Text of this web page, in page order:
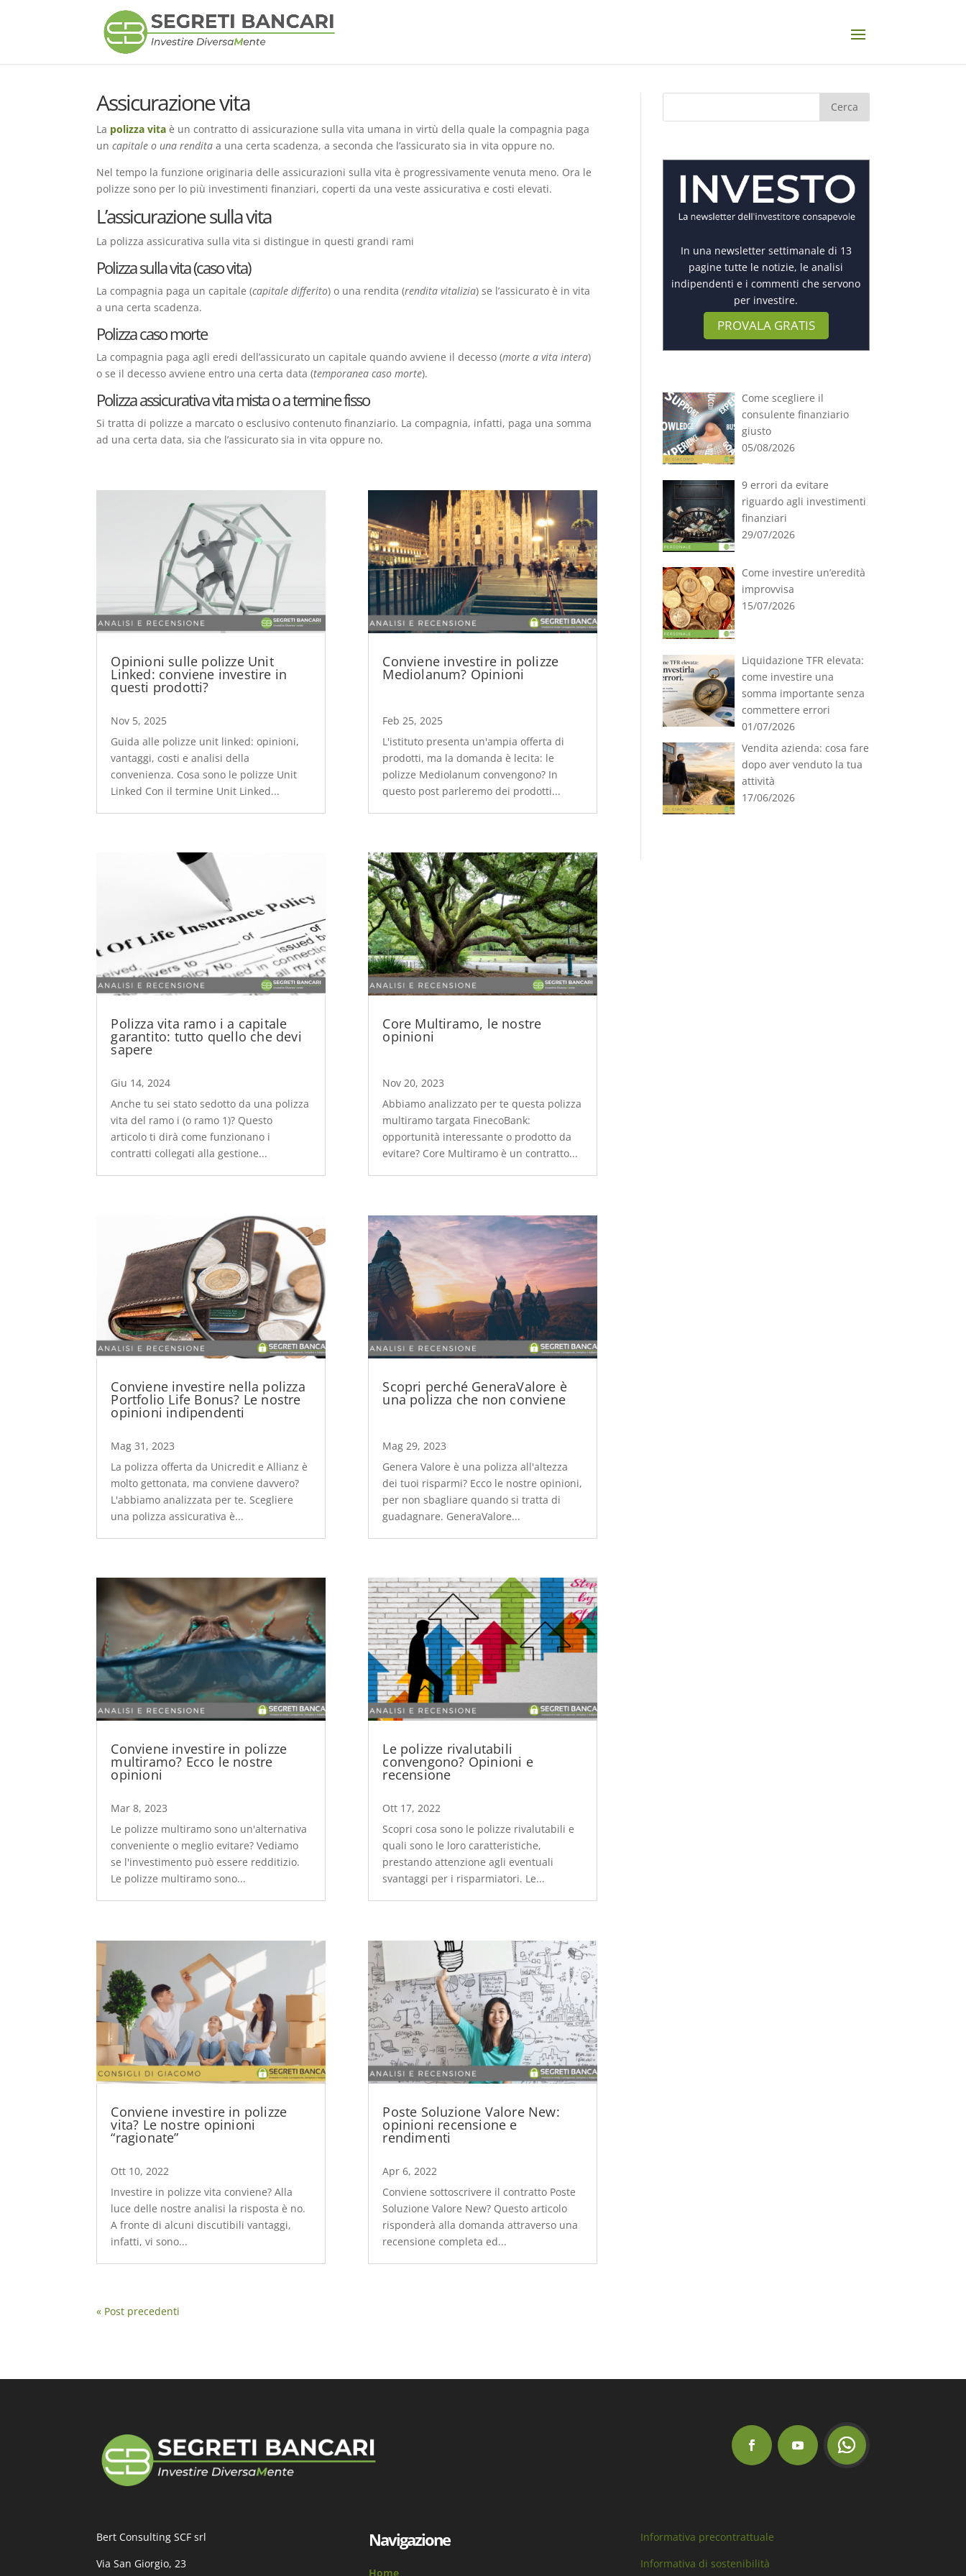
Assicurazione vita
La polizza vita è un contratto di assicurazione sulla vita umana in virtù della quale la compagnia paga
uncapitale o una rendita a una certa scadenza, a seconda che l’assicurato sia in vita oppure no.
Nel tempo la funzione originaria delle assicurazioni sulla vita è progressivamente venuta meno. Ora le
polizze sono per lo più investimenti finanziari, coperti da una veste assicurativa e costi elevati.
L’assicurazione sulla vita
La polizza assicurativa sulla vita si distingue in questi grandi rami
Polizza sulla vita (caso vita)
La compagnia paga un capitale (capitale differito) o una rendita (rendita vitalizia) se l’assicurato è in vita
a una certa scadenza.
Polizza caso morte
La compagnia paga agli eredi dell’assicurato un capitale quando avviene il decesso (morte a vita intera)
o se il decesso avviene entro una certa data (temporanea caso morte).
Polizza assicurativa vita mista o a termine fisso
Si tratta di polizze a marcato o esclusivo contenuto finanziario. La compagnia, infatti, paga una somma
ad una certa data, sia che l’assicurato sia in vita oppure no.
Opinioni sulle polizze Unit
Linked: conviene investire in
questi prodotti?
Nov 5, 2025
Guida alle polizze unit linked: opinioni,
vantaggi, costi e analisi della
convenienza. Cosa sono le polizze Unit
Linked Con il termine Unit Linked...
Polizza vita ramo i a capitale
garantito: tutto quello che devi
sapere
Giu 14, 2024
Anche tu sei stato sedotto da una polizza
vita del ramo i (o ramo 1)? Questo
articolo ti dirà come funzionano i
contratti collegati alla gestione...
Conviene investire nella polizza
Portfolio Life Bonus? Le nostre
opinioni indipendenti
Mag 31, 2023
La polizza offerta da Unicredit e Allianz è
molto gettonata, ma conviene davvero?
L'abbiamo analizzata per te. Scegliere
una polizza assicurativa è...
Conviene investire in polizze
multiramo? Ecco le nostre
opinioni
Mar 8, 2023
Le polizze multiramo sono un'alternativa
conveniente o meglio evitare? Vediamo
se l'investimento può essere redditizio.
Le polizze multiramo sono...
Conviene investire in polizze
vita? Le nostre opinioni
“ragionate”
Ott 10, 2022
Investire in polizze vita conviene? Alla
luce delle nostre analisi la risposta è no.
A fronte di alcuni discutibili vantaggi,
infatti, vi sono...
Conviene investire in polizze
Mediolanum? Opinioni
Feb 25, 2025
L'istituto presenta un'ampia offerta di
prodotti, ma la domanda è lecita: le
polizze Mediolanum convengono? In
questo post parleremo dei prodotti...
Core Multiramo, le nostre
opinioni
Nov 20, 2023
Abbiamo analizzato per te questa polizza
multiramo targata FinecoBank:
opportunità interessante o prodotto da
evitare? Core Multiramo è un contratto...
Scopri perché GeneraValore è
una polizza che non conviene
Mag 29, 2023
Genera Valore è una polizza all'altezza
dei tuoi risparmi? Ecco le nostre opinioni,
per non sbagliare quando si tratta di
guadagnare. GeneraValore...
Le polizze rivalutabili
convengono? Opinioni e
recensione
Ott 17, 2022
Scopri cosa sono le polizze rivalutabili e
quali sono le loro caratteristiche,
prestando attenzione agli eventuali
svantaggi per i risparmiatori. Le...
Poste Soluzione Valore New:
opinioni recensione e
rendimenti
Apr 6, 2022
Conviene sottoscrivere il contratto Poste
Soluzione Valore New? Questo articolo
risponderà alla domanda attraverso una
recensione completa ed...
« Post precedenti
In una newsletter settimanale di 13
pagine tutte le notizie, le analisi
indipendenti e i commenti che servono
per investire.
PROVALA GRATIS
Come scegliere il
consulente finanziario
giusto
05/08/2026
9 errori da evitare
riguardo agli investimenti
finanziari
29/07/2026
Come investire un’eredità
improvvisa
15/07/2026
Liquidazione TFR elevata:
come investire una
somma importante senza
commettere errori
01/07/2026
Vendita azienda: cosa fare
dopo aver venduto la tua
attività
17/06/2026
Bert Consulting SCF srl
Via San Giorgio, 23
Navigazione
Home
Informativa precontrattuale
Informativa di sostenibilità